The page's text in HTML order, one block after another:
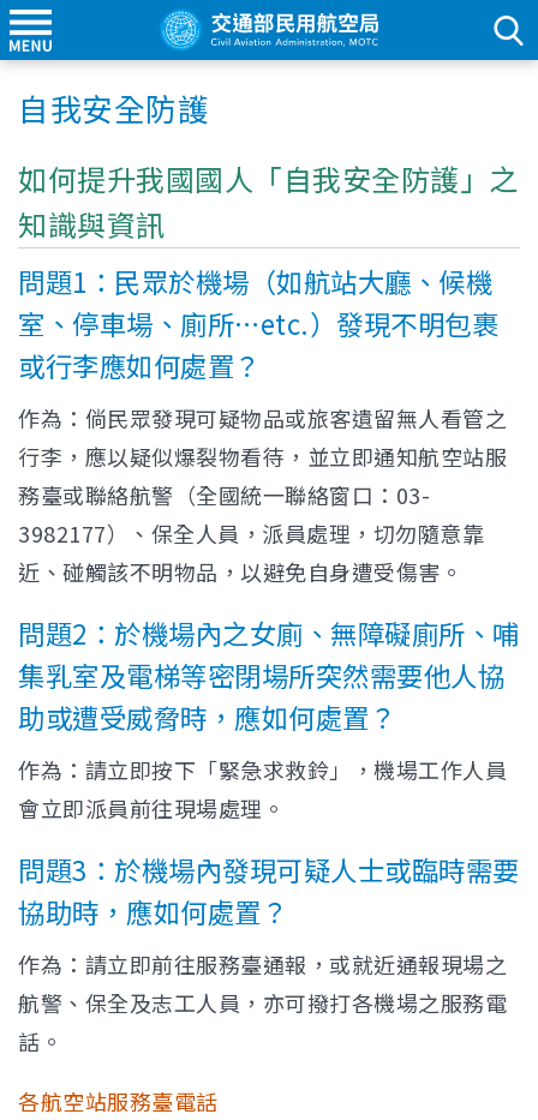
自我安全防護
如何提升我國國人「自我安全防護」之
知識與資訊
問題1：民眾於機場（如航站大廳、候機
室、停車場、廁所…etc.）發現不明包裹
或行李應如何處置？
作為：倘民眾發現可疑物品或旅客遺留無人看管之
行李，應以疑似爆裂物看待，並立即通知航空站服
務臺或聯絡航警（全國統一聯絡窗口：03-
3982177）、保全人員，派員處理，切勿隨意靠
近、碰觸該不明物品，以避免自身遭受傷害。
問題2：於機場內之女廁、無障礙廁所、哺
集乳室及電梯等密閉場所突然需要他人協
助或遭受威脅時，應如何處置？
作為：請立即按下「緊急求救鈴」，機場工作人員
會立即派員前往現場處理。
問題3：於機場內發現可疑人士或臨時需要
協助時，應如何處置？
作為：請立即前往服務臺通報，或就近通報現場之
航警、保全及志工人員，亦可撥打各機場之服務電
話。
各航空站服務臺電話